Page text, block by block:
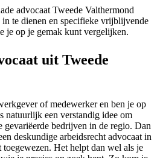
advocaat Tweede Valthermond
in te dienen en specifieke vrijblijvende
je op je gemak kunt vergelijken.
uit Tweede
of medewerker en ben je op
natuurlijk een verstandig idee om
gevariëerde bedrijven in de regio. Dan
deskundige arbeidsrecht advocaat in
Het helpt dan wel als je